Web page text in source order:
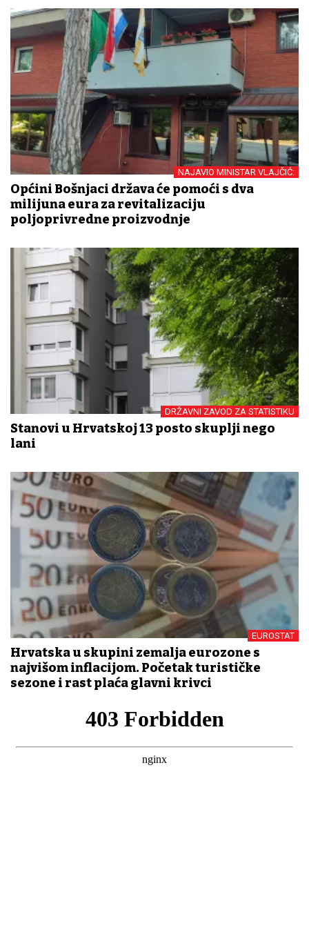
NAJAVIO MINISTAR VLAJČIĆ:
Općini Bošnjaci država će pomoći s dva
milijuna eura za revitalizaciju
poljoprivredne proizvodnje
DRŽAVNI ZAVOD ZA STATISTIKU
Stanovi u Hrvatskoj 13 posto skuplji nego
lani
EUROSTAT
Hrvatska u skupini zemalja eurozone s
najvišom inflacijom. Početak turističke
sezone i rast plaća glavni krivci